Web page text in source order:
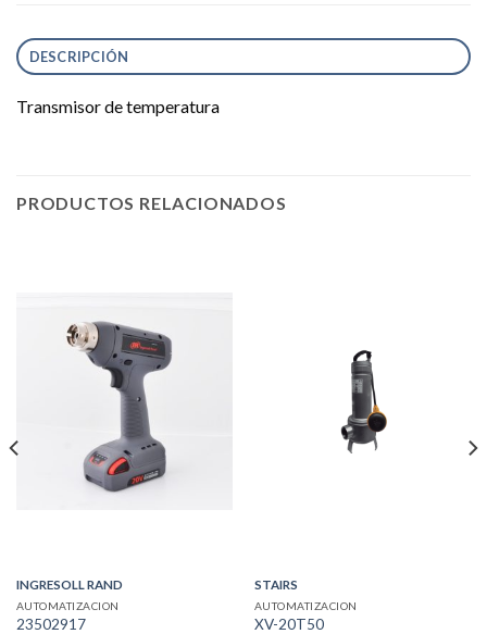
DESCRIPCIÓN
Transmisor de temperatura
PRODUCTOS RELACIONADOS
INGRESOLL RAND
AUTOMATIZACION
23502917
STAIRS
AUTOMATIZACION
XV-20T50